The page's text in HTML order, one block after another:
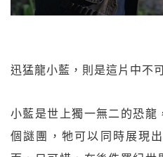
迅猛龍小藍，則是這片中不
小藍是世上獨一無二的恐龍
個謎團，牠可以同時展現